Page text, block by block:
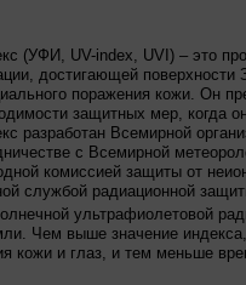
(УФИ, UV-index, UVI) – это
достигающей поверхности
поражения кожи. Он
защитных мер, когда
разработан Всемирной
с Всемирной
комиссией защиты от
службой радиационной
ультрафиолетовой
Чем выше значение
кожи и глаз, и тем меньше